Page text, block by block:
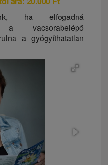
ha elfogadná
vacsorabelépő
a gyógyíthatatlan